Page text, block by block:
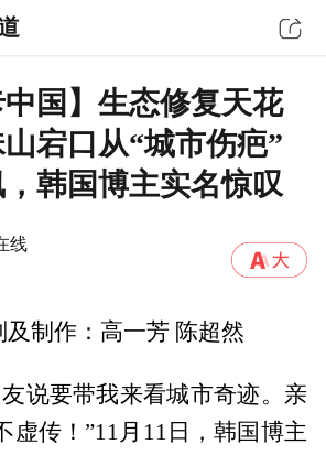
中国】生态修复天花
宕口从“城市伤疤”
韩国博主实名惊叹
线
及制作：高一芳 陈超然
说要带我来看城市奇迹。亲
虚传！”11月11日，韩国博主